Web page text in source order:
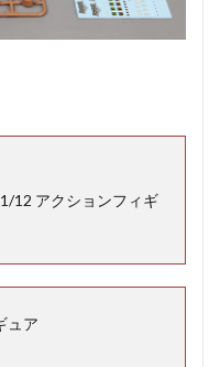
12 アクションフィギ
ュア